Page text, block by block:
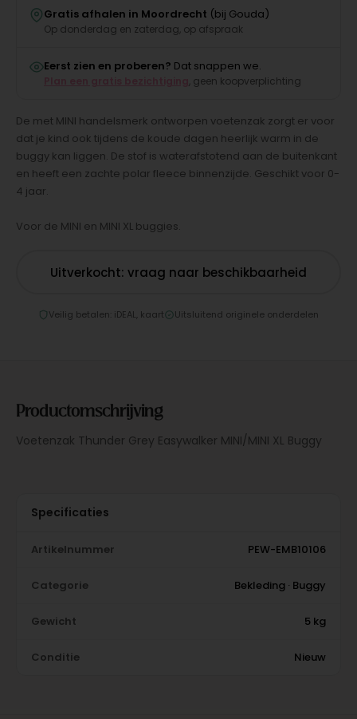
Gratis afhalen in Moordrecht (bij Gouda)
Op donderdag en zaterdag, op afspraak
Eerst zien en proberen? Dat snappen we.
, geen koopverplichting
De met MINI handelsmerk ontworpen voetenzak zorgt er voor
dat je kind ook tijdens de koude dagen heerlijk warm in de
buggy kan liggen. De stof is waterafstotend aan de buitenkant
en heeft een zachte polar fleece binnenzijde. Geschikt voor 0-
4 jaar.
Voor de MINI en MINI XL buggies.
Uitverkocht: vraag naar beschikbaarheid
Veilig betalen: iDEAL, kaart Uitsluitend originele onderdelen
Productomschrijving
Voetenzak Thunder Grey Easywalker MINI/MINI XL Buggy
Specificaties
Artikelnummer PEW-EMB10106
Categorie Bekleding · Buggy
Gewicht 5 kg
Conditie Nieuw